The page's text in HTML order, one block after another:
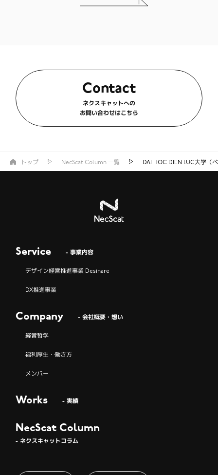
トップ NecScat Column 一覧 DAI HOC DIEN LUC大学（
Contact
ネクスキャットへの
お問い合わせはこちら
Service - 事業内容
デザイン経営推進事業 Desinare
DX推進事業
Company - 会社概要・想い
経営哲学
福利厚生・働き方
メンバー
Works - 実績
NecScat Column
- ネクスキャットコラム